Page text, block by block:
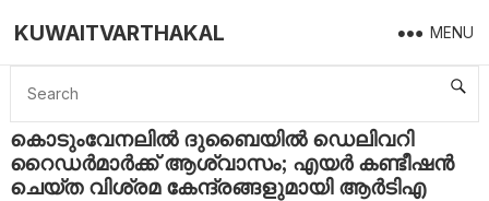
KUWAITVARTHAKAL MENU
Home Latest News കൊടുംവേനലിൽ ദുബൈയിൽ ഡെലിവറി റൈഡർമാർക്ക് ആശ്വാസം; എയർ കണ്ടീഷൻ ചെയ്ത വിശ്രമ കേന്ദ്രങ്ങളുമായി ആർടിഎ
കൊടുംവേനലിൽ ദുബൈയിൽ ഡെലിവറി
റൈഡർമാർക്ക് ആശ്വാസം; എയർ കണ്ടീഷൻ
ചെയ്ത വിശ്രമ കേന്ദ്രങ്ങളുമായി ആർടിഎ